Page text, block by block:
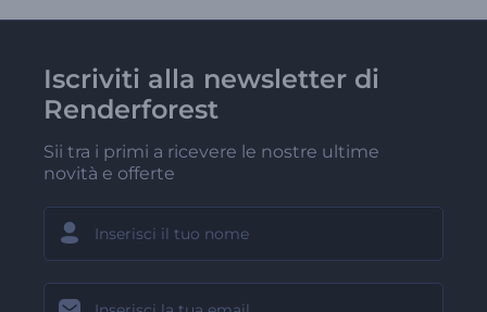
Iscriviti alla newsletter di
Renderforest
Sii tra i primi a ricevere le nostre ultime
novità e offerte